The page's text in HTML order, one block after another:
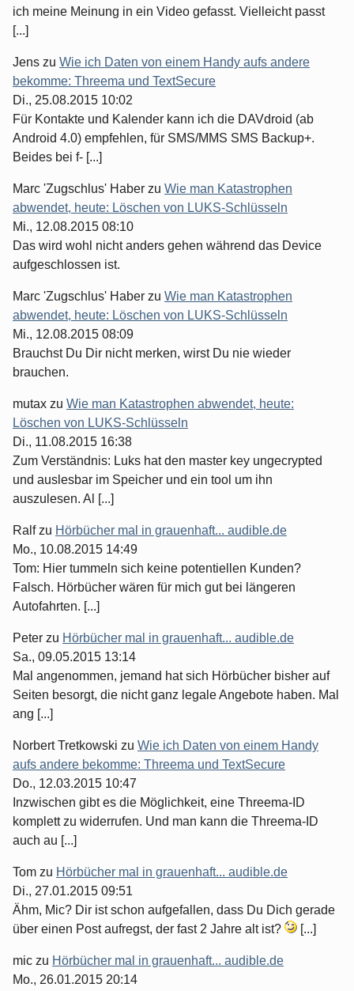
ich meine Meinung in ein Video gefasst. Vielleicht passt
[...]
Jens zu Wie ich Daten von einem Handy aufs andere
bekomme: Threema und TextSecure
Di., 25.08.2015 10:02
Für Kontakte und Kalender kann ich die DAVdroid (ab
Android 4.0) empfehlen, für SMS/MMS SMS Backup+.
Beides bei f- [...]
Marc 'Zugschlus' Haber zu Wie man Katastrophen
abwendet, heute: Löschen von LUKS-Schlüsseln
Mi., 12.08.2015 08:10
Das wird wohl nicht anders gehen während das Device
aufgeschlossen ist.
Marc 'Zugschlus' Haber zu Wie man Katastrophen
abwendet, heute: Löschen von LUKS-Schlüsseln
Mi., 12.08.2015 08:09
Brauchst Du Dir nicht merken, wirst Du nie wieder
brauchen.
mutax zu Wie man Katastrophen abwendet, heute:
Löschen von LUKS-Schlüsseln
Di., 11.08.2015 16:38
Zum Verständnis: Luks hat den master key ungecrypted
und auslesbar im Speicher und ein tool um ihn
auszulesen. Al [...]
Ralfzu Hörbücher mal in grauenhaft... audible.de
Mo., 10.08.2015 14:49
Tom: Hier tummeln sich keine potentiellen Kunden?
Falsch. Hörbücher wären für mich gut bei längeren
Autofahrten. [...]
Peter zu Hörbücher mal in grauenhaft... audible.de
Sa., 09.05.2015 13:14
Mal angenommen, jemand hat sich Hörbücher bisher auf
Seiten besorgt, die nicht ganz legale Angebote haben. Mal
ang [...]
Norbert Tretkowski zu Wie ich Daten von einem Handy
aufs andere bekomme: Threema und TextSecure
Do., 12.03.2015 10:47
Inzwischen gibt es die Möglichkeit, eine Threema-ID
komplett zu widerrufen. Und man kann die Threema-ID
auch au [...]
Tom zu Hörbücher mal in grauenhaft... audible.de
Di., 27.01.2015 09:51
Ähm, Mic? Dir ist schon aufgefallen, dass Du Dich gerade
über einen Post aufregst, der fast 2 Jahre alt ist?
[...]
mic zu Hörbücher mal in grauenhaft... audible.de
Mo., 26.01.2015 20:14